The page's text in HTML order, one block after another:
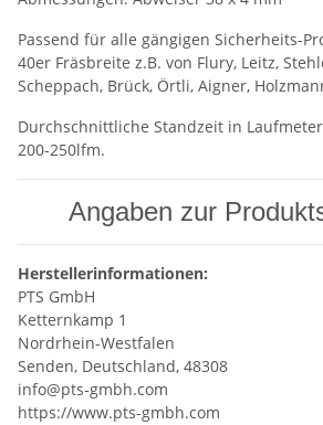
Passend für alle gängigen Sicherheits-
40er Fräsbreite z.B. von Flury, Leitz,
Scheppach, Brück, Örtli, Aigner,
Durchschnittliche Standzeit in
200-250lfm.
Angaben zur
Herstellerinformationen:
PTS GmbH
Ketternkamp 1
Nordrhein-Westfalen
Senden, Deutschland, 48308
info@pts-gmbh.com
https://www.pts-gmbh.com